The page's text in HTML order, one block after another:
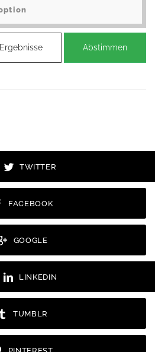
Ergebnisse Abstimmen
TWITTER
FACEBOOK
GOOGLE
LINKEDIN
TUMBLR